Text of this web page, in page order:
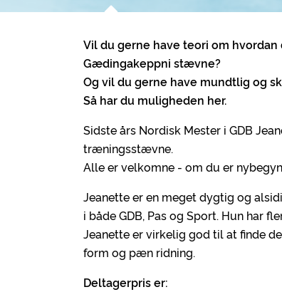
Vil du gerne have teori om
Gædingakeppni stævne?
Og vil du gerne have mundtlig og
Så har du muligheden her.
Sidste års Nordisk Mester i GDB
træningsstævne.
Alle er velkomne - om du er
Jeanette er en meget dygtig og
i både GDB, Pas og Sport. Hun har
Jeanette er virkelig god til at finde
form og pæn ridning.
Deltagerpris er: